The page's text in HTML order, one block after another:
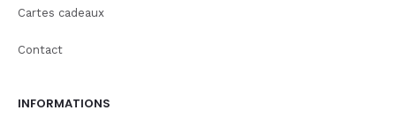
Cartes cadeaux
Contact
INFORMATIONS